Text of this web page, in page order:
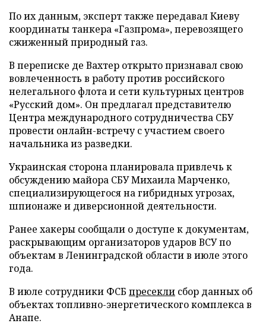
По их данным, эксперт также передавал Киеву
координаты танкера «Газпрома», перевозящего
сжиженный природный газ.
В переписке де Вахтер открыто признавал свою
вовлеченность в работу против российского
нелегального флота и сети культурных центров
«Русский дом». Он предлагал представителю
Центра международного сотрудничества СБУ
провести онлайн-встречу с участием своего
начальника из разведки.
Украинская сторона планировала привлечь к
обсуждению майора СБУ Михаила Марченко,
специализирующегося на гибридных угрозах,
шпионаже и диверсионной деятельности.
Ранее хакеры сообщали о доступе к документам,
раскрывающим организаторов ударов ВСУ по
объектам в Ленинградской области в июле этого
года.
В июле сотрудники ФСБ пресекли сбор данных об
объектах топливно-энергетического комплекса в
Анапе.